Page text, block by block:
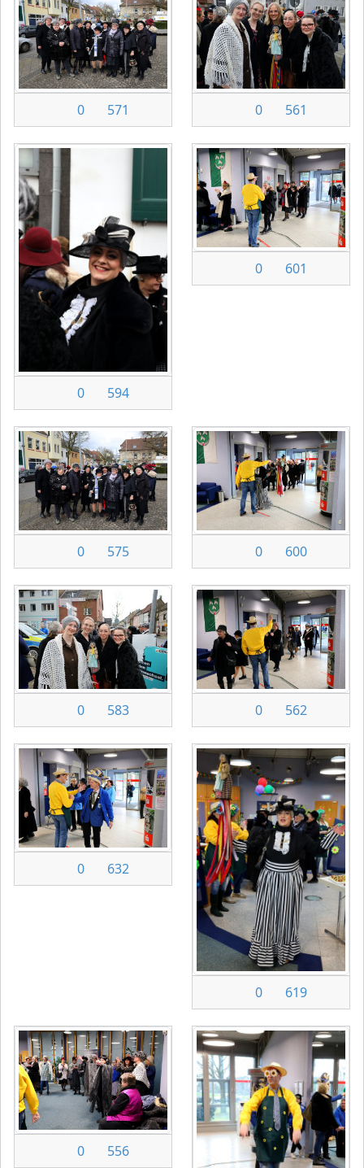
0 571 0 561
0 594
0 601
0 575 0 600
0 583 0 562
0 632
0 619
0 556